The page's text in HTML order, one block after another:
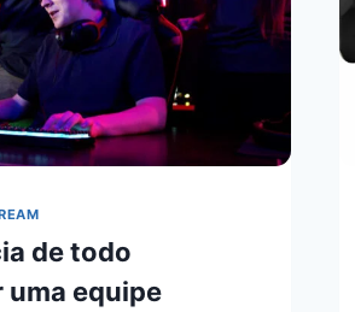
de todo
uma equipe